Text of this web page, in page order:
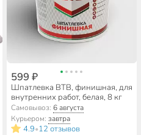
599 ₽
Шпатлевка ВТВ, финишная, для
внутренних работ, белая, 8 кг
Самовывоз: 6 августа
Курьером: завтра
4.9•12 отзывов